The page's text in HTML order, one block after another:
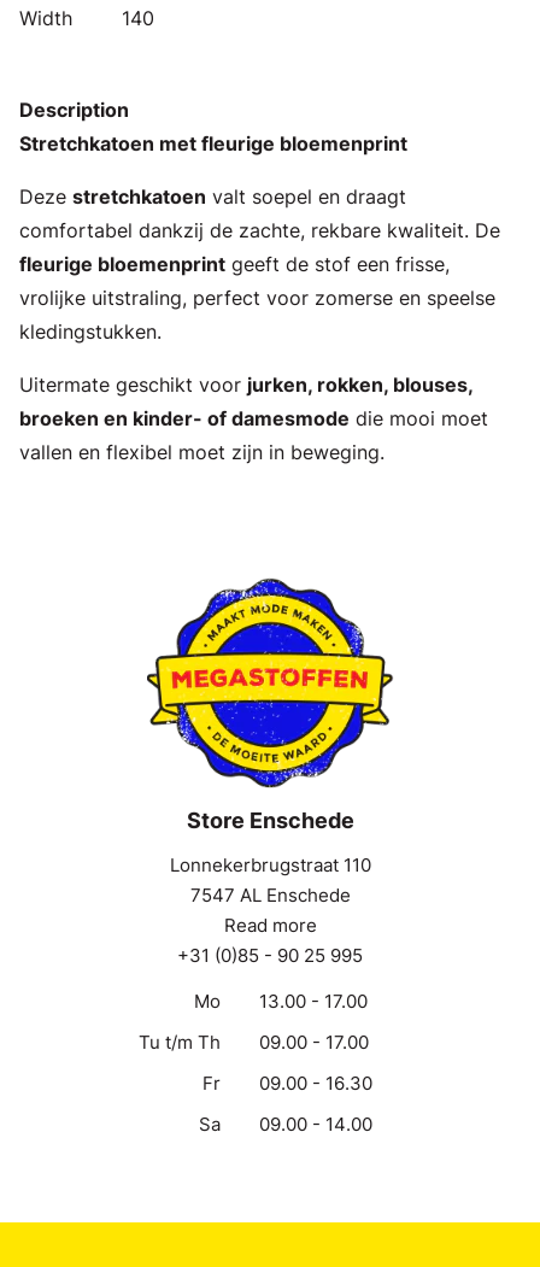
Width 140
Description
Stretchkatoen met fleurige bloemenprint
Deze stretchkatoen valt soepel en draagt
comfortabel dankzij de zachte, rekbare kwaliteit. De
fleurige bloemenprint geeft de stof een frisse,
vrolijke uitstraling, perfect voor zomerse en speelse
kledingstukken.
Uitermate geschikt voor jurken, rokken, blouses,
broeken en kinder- of damesmode die mooi moet
vallen en flexibel moet zijn in beweging.
Store Enschede
Lonnekerbrugstraat 110
7547 AL Enschede
Read more
+31 (0)85 - 90 25 995
Mo
13.00 - 17.00
Tu t/m Th
09.00 - 17.00
Fr
09.00 - 16.30
Sa
09.00 - 14.00